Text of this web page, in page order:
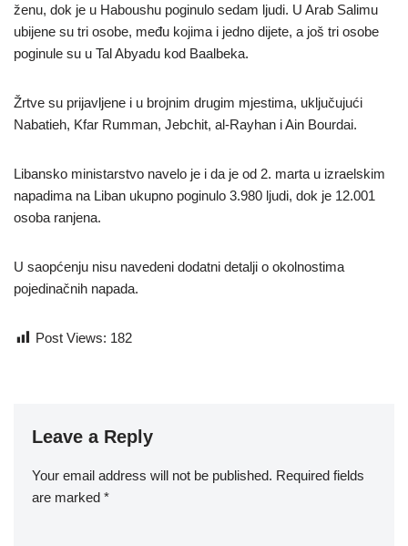
ženu, dok je u Haboushu poginulo sedam ljudi. U Arab Salimu
ubijene su tri osobe, među kojima i jedno dijete, a još tri osobe
poginule su u Tal Abyadu kod Baalbeka.
Žrtve su prijavljene i u brojnim drugim mjestima, uključujući
Nabatieh, Kfar Rumman, Jebchit, al-Rayhan i Ain Bourdai.
Libansko ministarstvo navelo je i da je od 2. marta u izraelskim
napadima na Liban ukupno poginulo 3.980 ljudi, dok je 12.001
osoba ranjena.
U saopćenju nisu navedeni dodatni detalji o okolnostima
pojedinačnih napada.
Post Views: 182
Leave a Reply
Your email address will not be published. Required fields
are marked *